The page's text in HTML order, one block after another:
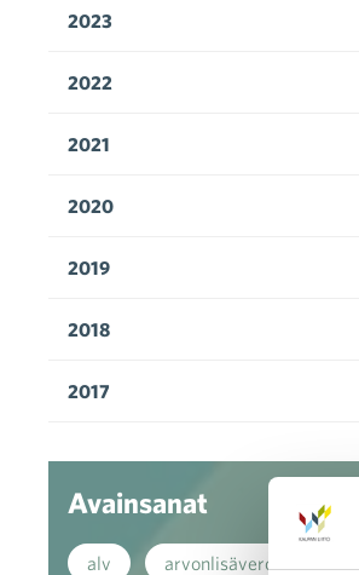
2023
2022
2021
2020
2019
2018
2017
Avainsanat
alv arvonlisävero